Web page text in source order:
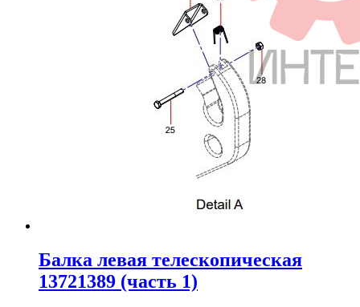
Балка левая телескопическая
13721389 (часть 1)